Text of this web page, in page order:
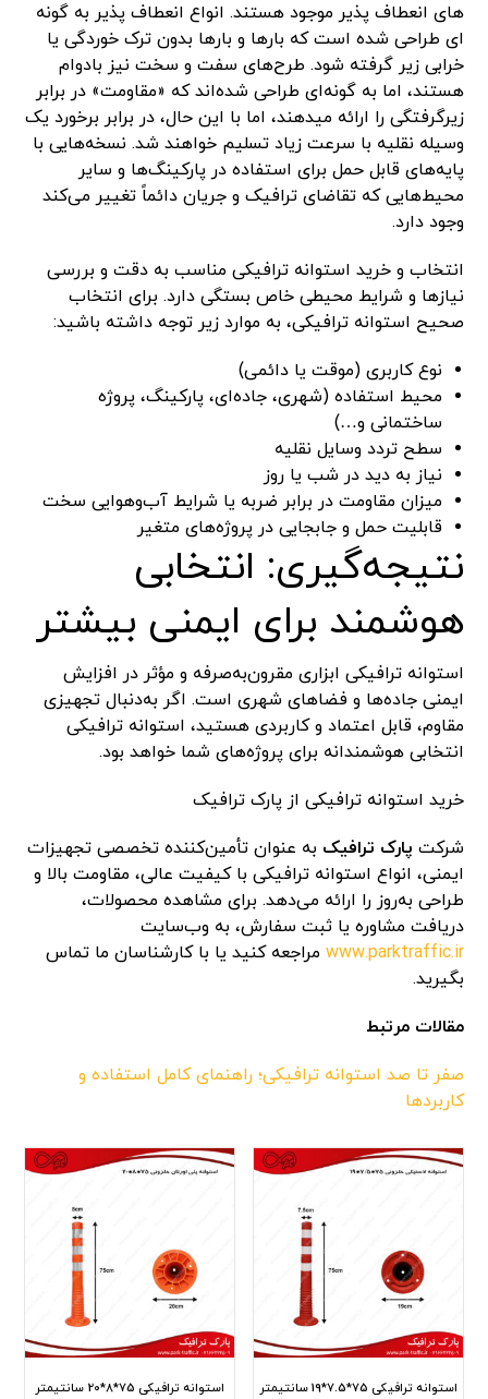
های انعطاف پذیر موجود هستند. انواع انعطاف پذیر به گونه
ای طراحی شده است که بارها و بارها بدون ترک خوردگی یا
خرابی زیر گرفته شود. طرح‌های سفت و سخت نیز بادوام
هستند، اما به گونه‌ای طراحی شده‌اند که «مقاومت» در برابر
زیرگرفتگی را ارائه میدهند، اما با این حال، در برابر برخورد یک
وسیله نقلیه با سرعت زیاد تسلیم خواهند شد. نسخه‌هایی با
پایه‌های قابل حمل برای استفاده در پارکینگ‌ها و سایر
محیط‌هایی که تقاضای ترافیک و جریان دائماً تغییر می‌کند
وجود دارد.
انتخاب و خرید استوانه ترافیکی مناسب به دقت و بررسی
نیازها و شرایط محیطی خاص بستگی دارد. برای انتخاب
صحیح استوانه ترافیکی، به موارد زیر توجه داشته باشید:
نوع کاربری (موقت یا دائمی)
محیط استفاده (شهری، جاده‌ای، پارکینگ، پروژه
ساختمانی و…)
سطح تردد وسایل نقلیه
نیاز به دید در شب یا روز
میزان مقاومت در برابر ضربه یا شرایط آب‌وهوایی سخت
قابلیت حمل و جابجایی در پروژه‌های متغیر
نتیجه‌گیری: انتخابی
هوشمند برای ایمنی بیشتر
استوانه ترافیکی ابزاری مقرون‌به‌صرفه و مؤثر در افزایش
ایمنی جاده‌ها و فضاهای شهری است. اگر به‌دنبال تجهیزی
مقاوم، قابل اعتماد و کاربردی هستید، استوانه ترافیکی
انتخابی هوشمندانه برای پروژه‌های شما خواهد بود.
خرید استوانه ترافیکی از پارک ترافیک
شرکت پارک ترافیک به عنوان تأمین‌کننده تخصصی تجهیزات
ایمنی، انواع استوانه ترافیکی با کیفیت عالی، مقاومت بالا و
طراحی به‌روز را ارائه می‌دهد. برای مشاهده محصولات،
دریافت مشاوره یا ثبت سفارش، به وب‌سایت
www.parktraffic.ir مراجعه کنید یا با کارشناسان ما تماس
بگیرید.
مقالات مرتبط
صفر تا صد استوانه ترافیکی؛ راهنمای کامل استفاده و
کاربردها
استوانه ترافیکی 75*7.5*19 سانتیمتر استوانه ترافیکی 75*8*20 سانتیمتر